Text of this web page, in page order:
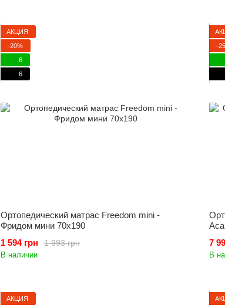
АКЦИЯ
−20%
6
6
Ортопедический матрас Freedom mini -
Фридом мини 70x190
1 993 грн
1 594 грн
В наличии
7
В
АКЦИЯ